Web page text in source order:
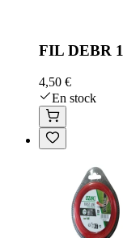
FIL DEBR
4,50 €
En stock